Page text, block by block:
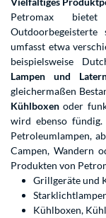
Petromax
umfasst etwa
beispielsweise
Lampen und
gleichermaßen
Kühlboxenoder
wird ebenso
Petroleumlampen,
Campen, Wandern
Produkten von
Grillgeräte und
Kühlboxen,